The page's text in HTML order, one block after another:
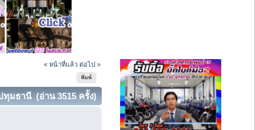
« หน้าที่แล้ว ต่อไป »
พิมพ์
ทุมธานี (อ่าน 3515 ครั้ง)